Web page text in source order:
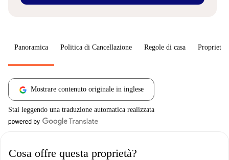
Panoramica Politica di Cancellazione Regole di casa
Mostrare contenuto originale in inglese
Stai leggendo una traduzione automatica realizzata
Cosa offre questa proprietà?